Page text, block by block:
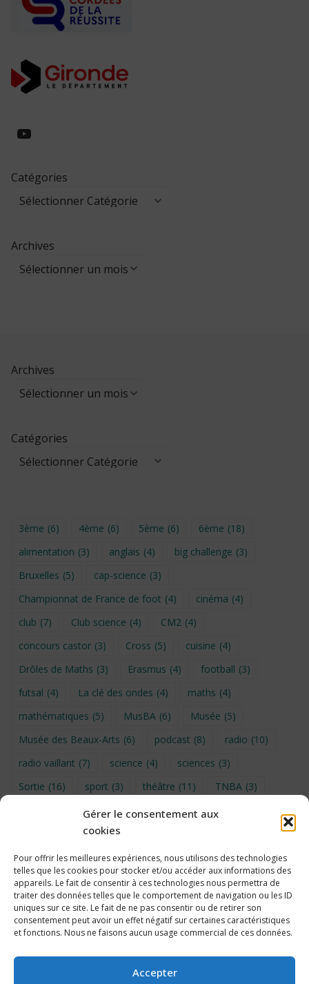
Gérer le consentement aux
cookies
Pour offrir les meilleures expériences, nous utilisons des technologies
telles que les cookies pour stocker et/ou accéder aux informations des
appareils. Le fait de consentir à ces technologies nous permettra de
traiter des données telles que le comportement de navigation ou les ID
uniques sur ce site. Le fait de ne pas consentir ou de retirer son
consentement peut avoir un effet négatif sur certaines caractéristiques
et fonctions. Nous ne faisons aucun usage commercial de ces données.
Accepter
https://www.youtube.com/
Catégories
Archives
Archives
Catégories
3ème (6) 4ème (6) 5ème (6) 6ème (18)
alimentation (3) anglais (4) big challenge (3)
Bruxelles (5) cap-science (3)
Championnat de France de foot (4) cinéma (4)
club (7) Club science (4) CM2 (4)
concours castor (3) Cross (5) cuisine (4)
Drôles de Maths (3) Erasmus (4) football (3)
futsal (4) La clé des ondes (4) maths (4)
mathématiques (5) MusBA (6) Musée (5)
Musée des Beaux-Arts (6) podcast (8) radio (10)
radio vaillant (7) science (4) sciences (3)
Sortie (16) sport (3) théâtre (11) TNBA (3)
UNSS (9) upe2a (7) vidéo
Voyage en provence 2026
Voyage à Bruxelles 2024 (4) Wahid Chakib (4)
éco-délégués (7)
Politique de cookies